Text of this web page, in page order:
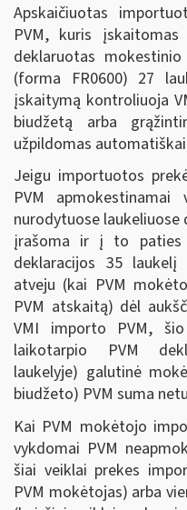
Apskaičiuotas
PVM, kuris
deklaruotas
(forma FR0600) 27
įskaitymą kontroliuoja
biudžetą arba
užpildomas
Jeigu importuotos
PVM
nurodytuose
įrašoma ir į to paties
deklaracijos 35 laukelį
atveju (kai PVM
PVM atskaitą) dėl
VMI importo PVM,
laikotarpio PVM
laukelyje) galutinė
biudžeto) PVM suma
Kai PVM mokėtojo
vykdomai PVM
šiai veiklai prekes
PVM mokėtojas) arba